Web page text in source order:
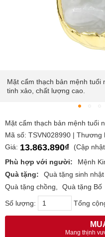
thạch bản mệnh tuổi ngọ là
chất lượng cao.
Mặt cẩm thạch bản mệnh tuổi
Mã số: TSVN028990 | Thương
Giá: 13.863.890₫
(Cập
Phù hợp với người:
Mệnh
Quà tặng:
Quà tặng sinh
Quà tặng chồng
Quà tặng Bố
Số lượng: Tổng
Mang thịnh